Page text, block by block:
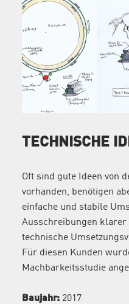
TECHNISCHE
Oft sind gute Ideen von
vorhanden, benötigen
einfache und stabile
Ausschreibungen klarer
technische
Für diesen Kunden
Machbarkeitsstudie
Baujahr:2017